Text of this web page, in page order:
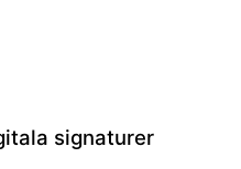
signaturer